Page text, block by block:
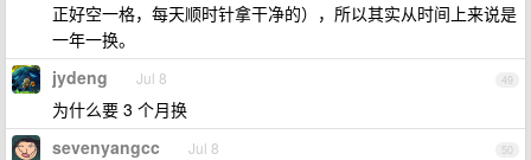
正好空一格，每天顺时针拿干净的），所以其实从时间上来说是
一年一换。
49
jydeng Jul 8
为什么要 3 个月换
50
sevenyangcc Jul 8